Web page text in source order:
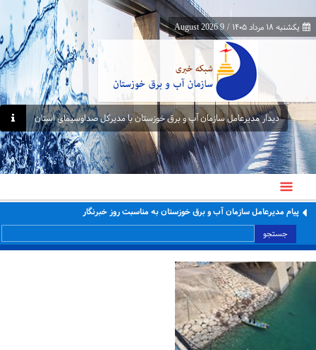
یکشنبه ۱۸ مرداد ۱۴۰۵ /
9 August 2026
دیدار مدیرعامل سازمان آب و برق خوزستان با مدیرکل صداوسیمای استان
پیام مدیرعامل سازمان آب و برق خوزستان به مناسبت روز خبرنگار
جستجو